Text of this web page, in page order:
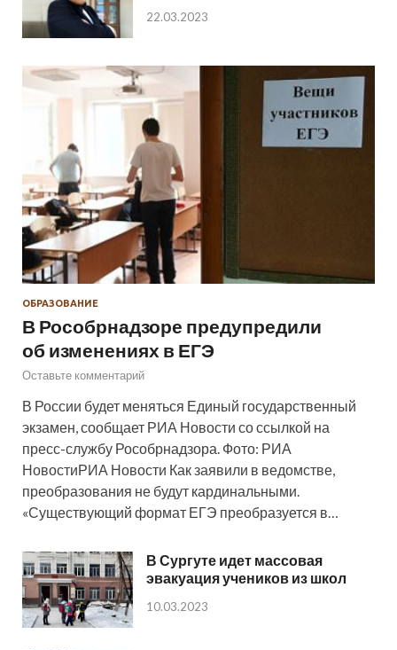
22.03.2023
ОБРАЗОВАНИЕ
В Рособрнадзоре предупредили
об изменениях в ЕГЭ
Оставьте комментарий
В России будет меняться Единый государственный
экзамен, сообщает РИА Новости со ссылкой на
пресс-службу Рособрнадзора. Фото: РИА
НовостиРИА Новости Как заявили в ведомстве,
преобразования не будут кардинальными.
«Существующий формат ЕГЭ преобразуется в…
В Сургуте идет массовая
эвакуация учеников из школ
10.03.2023